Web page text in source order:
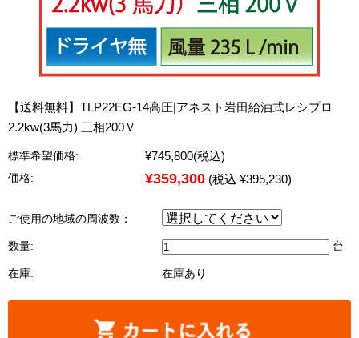
【送料無料】TLP22EG-14高圧|アネスト岩田給油式レシプロ
2.2kw(3馬力) 三相200Ｖ
標準希望価格: ¥745,800(税込)
価格: ¥359,300 (税込 ¥395,230)
ご使用の地域の周波数：
数量: 台
在庫: 在庫あり